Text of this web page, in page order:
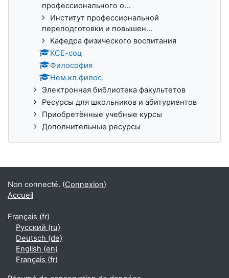
профессионального о...
Институт профессиональной
переподготовки и повышен...
Кафедра физического воспитания
КСЕ-соц
Философия
Нем.кл.филос.
Электронная библиотека факультетов
Ресурсы для школьников и абитуриентов
Приобретённые учебные курсы
Дополнительные ресурсы
Non connecté. (Connexion)
Accueil
Français ‎(fr)‎
Русский ‎(ru)‎
Deutsch ‎(de)‎
English ‎(en)‎
Français ‎(fr)‎